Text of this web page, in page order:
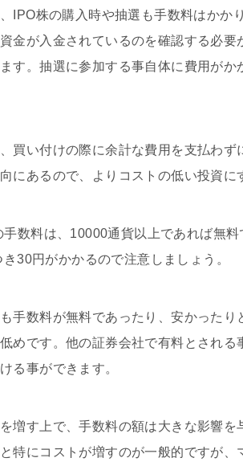
IPO株の購入時や抽選も手数料はかか
金が入金されているのを確認する必
す。抽選に参加する事自体に費用が
買い付けの際に余計な費用を支払わ
にあるので、よりコストの低い投資に
数料は、10000通貨以上であれば無
30円がかかるので注意しましょう。
手数料が無料であったり、安かった
めです。他の証券会社で有料とされ
る事ができます。
増す上で、手数料の額は大きな影響
特にコストが増すのが一般的ですが